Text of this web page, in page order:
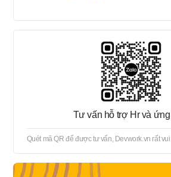
Tư vấn hỗ trợ Hr và
Quét mã QR để được tư vấn, Devwork.vn rất